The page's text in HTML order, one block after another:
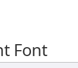
Font